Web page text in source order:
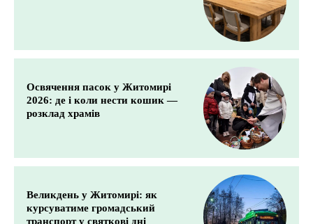
Освячення пасок у Житомирі
2026: де і коли нести кошик —
розклад храмів
Великдень у Житомирі: як
курсуватиме громадський
транспорт у святкові дні